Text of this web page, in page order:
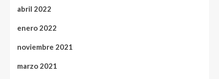
abril 2022
enero 2022
noviembre 2021
marzo 2021